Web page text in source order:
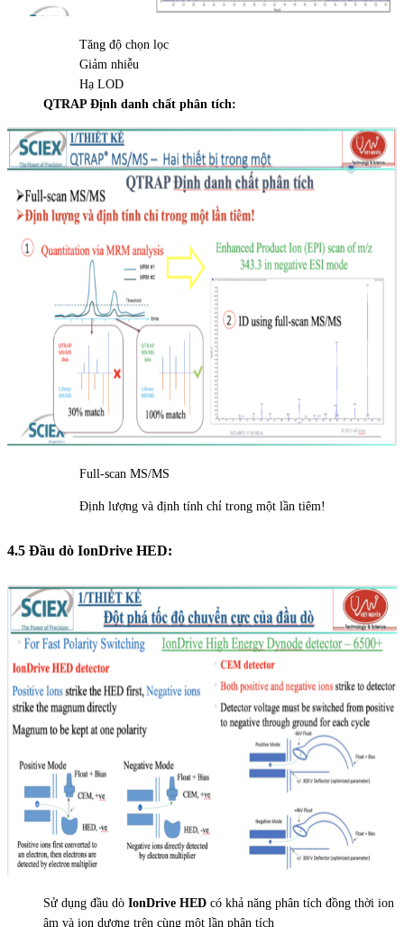
Tăng độ chọn lọc
Giảm nhiễu
Hạ LOD
QTRAP Định danh chất phân tích:
Full-scan MS/MS
Định lượng và định tính chỉ trong một lần tiêm!
4.5 Đầu dò IonDrive HED:
Sử dụng đầu dò IonDrive HED có khả năng phân tích đồng thời ion
âm và ion dương trên cùng một lần phân tích